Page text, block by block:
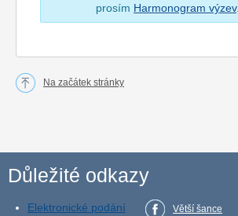
prosím Harmonogram výzev.
Na začátek stránky
Důležité odkazy
Elektronické podání
Větší šance